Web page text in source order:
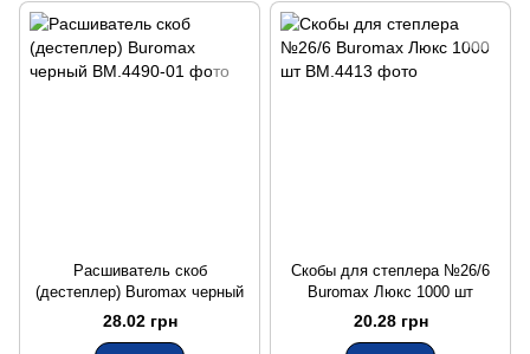
Расшиватель скоб
(дестеплер) Buromax черный
28.02 грн
Скобы для степлера №26/6
Buromax Люкс 1000 шт
20.28 грн